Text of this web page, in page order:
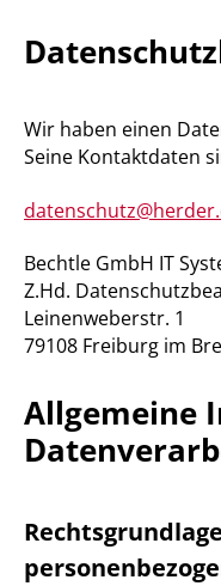
Wir haben einen
Seine Kontaktdaten
Bechtle GmbH IT
Z.Hd.
Leinenweberstr. 1
79108 Freiburg im
Allgemeine